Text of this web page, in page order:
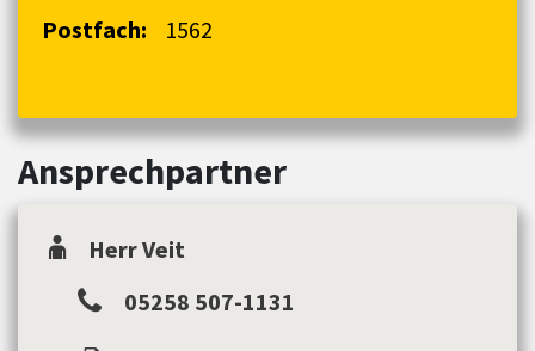
Postfach: 1562
Ansprechpartner
Herr Veit
05258 507-1131